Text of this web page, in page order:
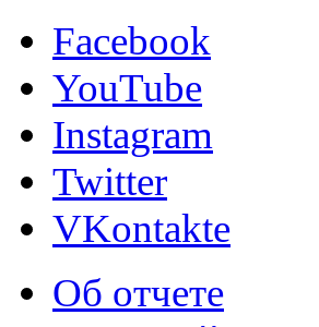
Facebook
YouTube
Instagram
Twitter
VKontakte
Об отчете